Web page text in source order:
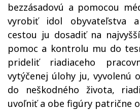
bezzásadovú a pomocou
vyrobiť idol obyvateľstva a
cestou ju dosadiť na
pomoc a kontrolu mu do
prideliť riadiaceho
vytýčenej úlohy ju, vyvolenú
do neškodného života,
uvoľniť a obe figúry patrične